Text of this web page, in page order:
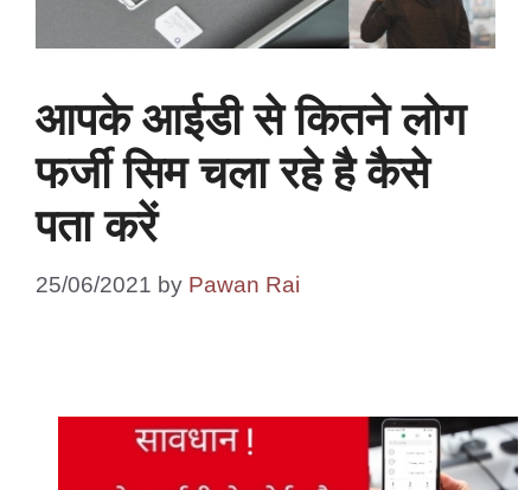
आपके आईडी से कितने लोग
फर्जी सिम चला रहे है कैसे
पता करें
25/06/2021 by Pawan Rai